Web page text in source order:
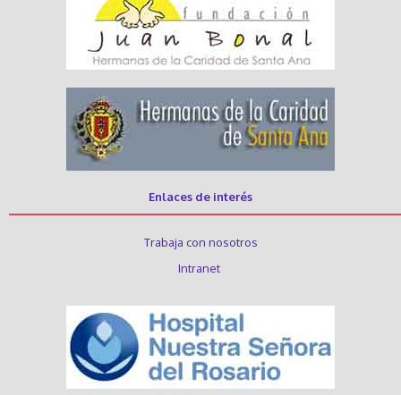
Enlaces de interés
Trabaja con nosotros
Intranet